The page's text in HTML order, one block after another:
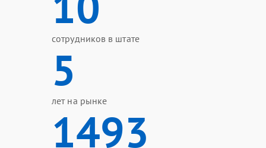
сотрудников в штате
5
лет на рынке
1493